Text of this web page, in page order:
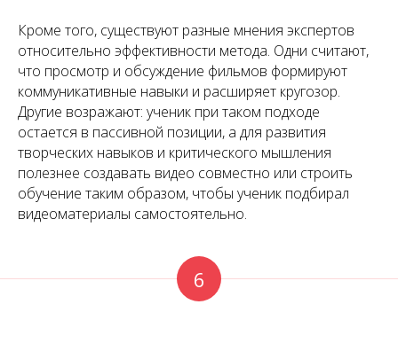
Кроме того, существуют разные мнения экспертов
относительно эффективности метода. Одни считают,
что просмотр и обсуждение фильмов формируют
коммуникативные навыки и расширяет кругозор.
Другие возражают: ученик при таком подходе
остается в пассивной позиции, а для развития
творческих навыков и критического мышления
полезнее создавать видео совместно или строить
обучение таким образом, чтобы ученик подбирал
видеоматериалы самостоятельно.
6